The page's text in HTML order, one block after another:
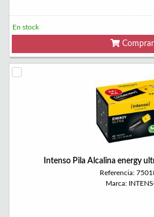
En stock
Comprar
Intenso Pila Alcalina energy
Referencia:
Marca: